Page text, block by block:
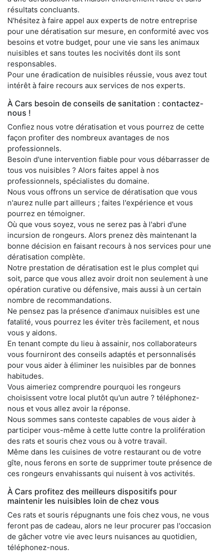
résultats concluants.
N'hésitez à faire appel aux experts de notre entreprise
pour une dératisation sur mesure, en conformité avec vos
besoins et votre budget, pour une vie sans les animaux
nuisibles et sans toutes les nocivités dont ils sont
responsables.
Pour une éradication de nuisibles réussie, vous avez tout
intérêt à faire recours aux services de nos experts.
À Cars besoin de conseils de sanitation : contactez-
nous !
Confiez nous votre dératisation et vous pourrez de cette
façon profiter des nombreux avantages de nos
professionnels.
Besoin d'une intervention fiable pour vous débarrasser de
tous vos nuisibles ? Alors faites appel à nos
professionnels, spécialistes du domaine.
Nous vous offrons un service de dératisation que vous
n'aurez nulle part ailleurs ; faites l'expérience et vous
pourrez en témoigner.
Où que vous soyez, vous ne serez pas à l'abri d'une
incursion de rongeurs. Alors prenez dès maintenant la
bonne décision en faisant recours à nos services pour une
dératisation complète.
Notre prestation de dératisation est le plus complet qui
soit, parce que vous allez avoir droit non seulement à une
opération curative ou défensive, mais aussi à un certain
nombre de recommandations.
Ne pensez pas la présence d'animaux nuisibles est une
fatalité, vous pourrez les éviter très facilement, et nous
vous y aidons.
En tenant compte du lieu à assainir, nos collaborateurs
vous fourniront des conseils adaptés et personnalisés
pour vous aider à éliminer les nuisibles par de bonnes
habitudes.
Vous aimeriez comprendre pourquoi les rongeurs
choisissent votre local plutôt qu'un autre ? téléphonez-
nous et vous allez avoir la réponse.
Nous sommes sans conteste capables de vous aider à
participer vous-même à cette lutte contre la prolifération
des rats et souris chez vous ou à votre travail.
Même dans les cuisines de votre restaurant ou de votre
gîte, nous ferons en sorte de supprimer toute présence de
ces rongeurs envahissants qui nuisent à vos activités.
À Cars profitez des meilleurs dispositifs pour
maintenir les nuisibles loin de chez vous
Ces rats et souris répugnants une fois chez vous, ne vous
feront pas de cadeau, alors ne leur procurer pas l'occasion
de gâcher votre vie avec leurs nuisances au quotidien,
téléphonez-nous.